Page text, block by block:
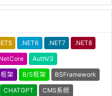
.NET6 .NET7 .NET8
AuthV3
架 B/S框架 BSFramework
CHATGPT CMS系统